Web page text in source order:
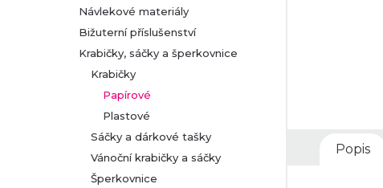
p
a
Návlekové materiály
Bižuterní příslušenství
Krabičky, sáčky a šperkovnice
Krabičky
Papírové
Plastové
Sáčky a dárkové tašky
Vánoční krabičky a sáčky
Šperkovnice
Popis